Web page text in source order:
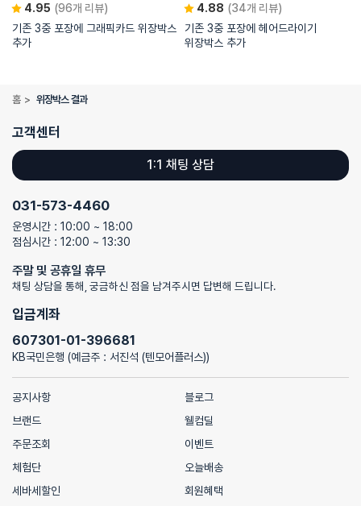
4.95 (96개 리뷰)
기존 3중 포장에 그래픽카드 위장박스
추가
4.88 (34개 리뷰)
기존 3중 포장에 헤어드라이기
위장박스 추가
홈> 위장박스 결과
고객센터
1:1 채팅 상담
031-573-4460
운영시간 : 10:00 ~ 18:00
점심시간 : 12:00 ~ 13:30
주말 및 공휴일 휴무
채팅 상담을 통해, 궁금하신 점을 남겨주시면 답변해 드립니다.
입금계좌
607301-01-396681
KB국민은행 (예금주 : 서진석 (텐모어플러스))
공지사항
블로그
브랜드
웰컴딜
주문조회
이벤트
체험단
오늘배송
세바세할인
회원혜택